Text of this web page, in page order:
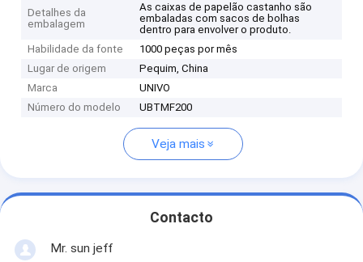
Detalhes da
embalagem
As caixas de papelão castanho são
embaladas com sacos de bolhas
dentro para envolver o produto.
Habilidade da fonte
1000 peças por mês
Lugar de origem
Pequim, China
Marca
UNIVO
Número do modelo
UBTMF200
Veja mais
Contacto
Mr. sun jeff